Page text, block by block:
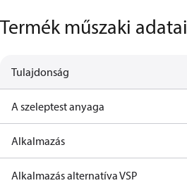
Termék műszaki adatai
Tulajdonság
A szeleptest anyaga
Alkalmazás
Alkalmazás alternatíva VSP